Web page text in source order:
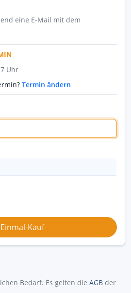
eine E-Mail mit dem
Uhr
Termin ändern
Bedarf. Es gelten die AGB der